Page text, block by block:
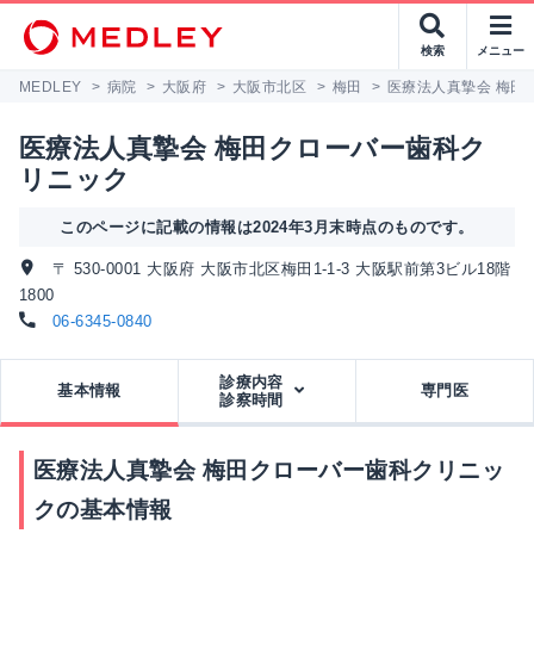
検索 メニュー
MEDLEY > 病院 > 大阪府 > 大阪市北区 > 梅田 > 医療法人真摯会 梅田
医療法人真摯会 梅田クローバー歯科ク
リニック
このページに記載の情報は2024年3月末時点のものです。
〒 530-0001 大阪府 大阪市北区梅田1-1-3 大阪駅前第3ビル18階
1800
06-6345-0840
基本情報
診療内容
診察時間
専門医
医療法人真摯会 梅田クローバー歯科クリニッ
クの基本情報